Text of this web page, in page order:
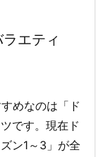
エティ
めなのは「ド
です。現在ド
ン1～3」が全